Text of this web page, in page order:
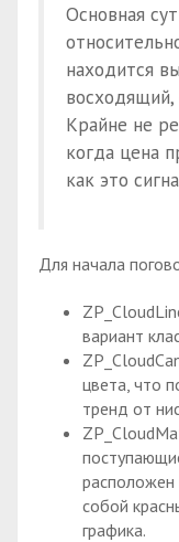
Основная
находится
Крайне не
когда цена
как это
Для начала
вариант
цвета, что
тренд от
собой
графика.